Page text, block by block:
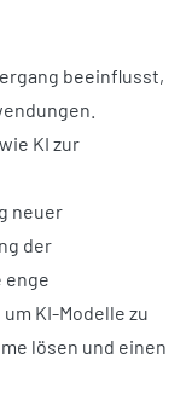
beeinflusst,
KI zur
neuer
der
enge
KI-Modelle zu
lösen und einen